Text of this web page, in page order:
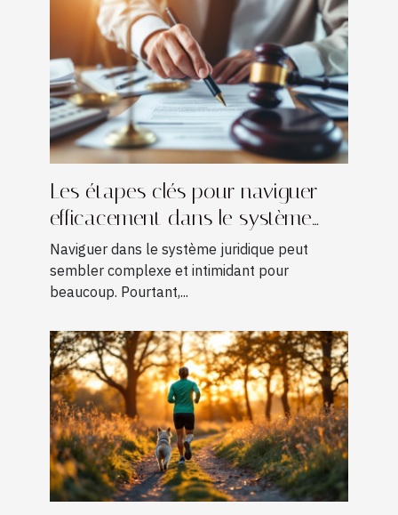
Les étapes clés pour naviguer
efficacement dans le système
juridique
Naviguer dans le système juridique peut
sembler complexe et intimidant pour
beaucoup. Pourtant,...